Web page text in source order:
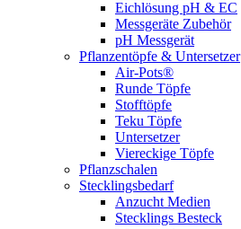
Eichlösung pH & EC
Messgeräte Zubehör
pH Messgerät
Pflanzentöpfe & Untersetzer
Air-Pots®
Runde Töpfe
Stofftöpfe
Teku Töpfe
Untersetzer
Viereckige Töpfe
Pflanzschalen
Stecklingsbedarf
Anzucht Medien
Stecklings Besteck